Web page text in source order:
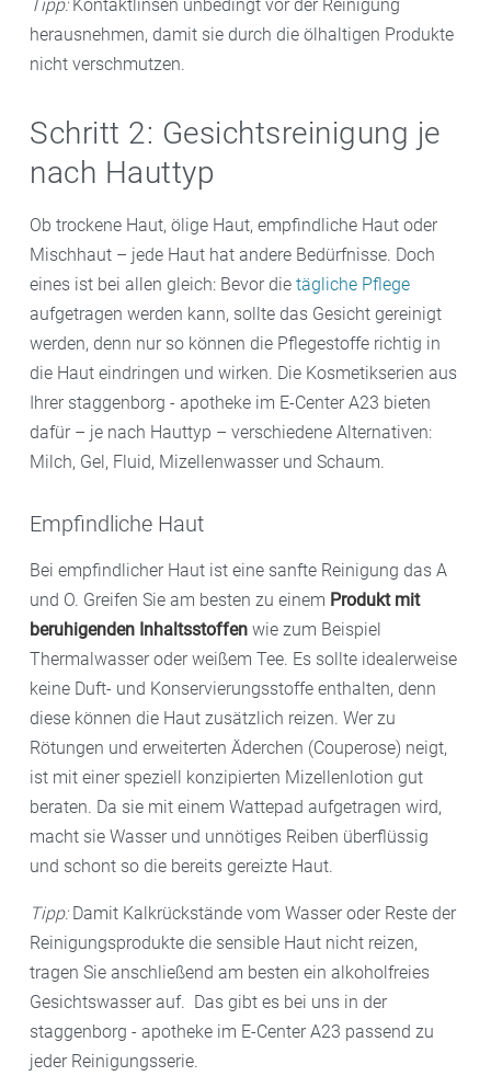
Tipp:Kontaktlinsen unbedingt vor der Reinigung
herausnehmen, damit sie durch die ölhaltigen Produkte
nicht verschmutzen.
Schritt 2: Gesichtsreinigung je
nach Hauttyp
Ob trockene Haut, ölige Haut, empfindliche Haut oder
Mischhaut – jede Haut hat andere Bedürfnisse. Doch
eines ist bei allen gleich: Bevor die tägliche Pflege
aufgetragen werden kann, sollte das Gesicht gereinigt
werden, denn nur so können die Pflegestoffe richtig in
die Haut eindringen und wirken. Die Kosmetikserien aus
Ihrer staggenborg - apotheke im E-Center A23 bieten
dafür – je nach Hauttyp ­– verschiedene Alternativen:
Milch, Gel, Fluid, Mizellenwasser und Schaum.
Empfindliche Haut
Bei empfindlicher Haut ist eine sanfte Reinigung das A
und O. Greifen Sie am besten zu einem Produkt mit
beruhigenden Inhaltsstoffen wie zum Beispiel
Thermalwasser oder weißem Tee. Es sollte idealerweise
keine Duft- und Konservierungsstoffe enthalten, denn
diese können die Haut zusätzlich reizen. Wer zu
Rötungen und erweiterten Äderchen (Couperose) neigt,
ist mit einer speziell konzipierten Mizellenlotion gut
beraten. Da sie mit einem Wattepad aufgetragen wird,
macht sie Wasser und unnötiges Reiben überflüssig
und schont so die bereits gereizte Haut.
Tipp:Damit Kalkrückstände vom Wasser oder Reste der
Reinigungsprodukte die sensible Haut nicht reizen,
tragen Sie anschließend am besten ein alkoholfreies
Gesichtswasser auf. Das gibt es bei uns in der
staggenborg - apotheke im E-Center A23 passend zu
jeder Reinigungsserie.